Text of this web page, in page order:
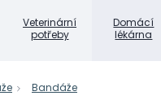
Veterinární
potřeby
Domácí
lékárna
Bandáže